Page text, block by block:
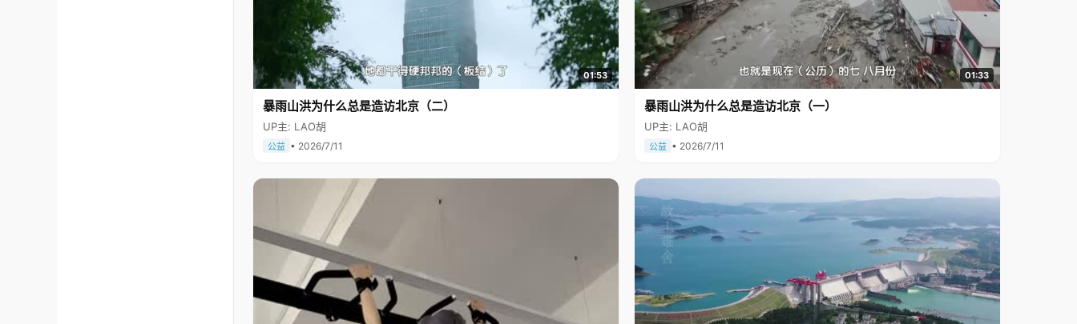
01:53
暴雨山洪为什么总是造访北京（二）
UP主: LAO胡
公益 • 2026/7/11
01:33
暴雨山洪为什么总是造访北京（一）
UP主: LAO胡
公益 • 2026/7/11